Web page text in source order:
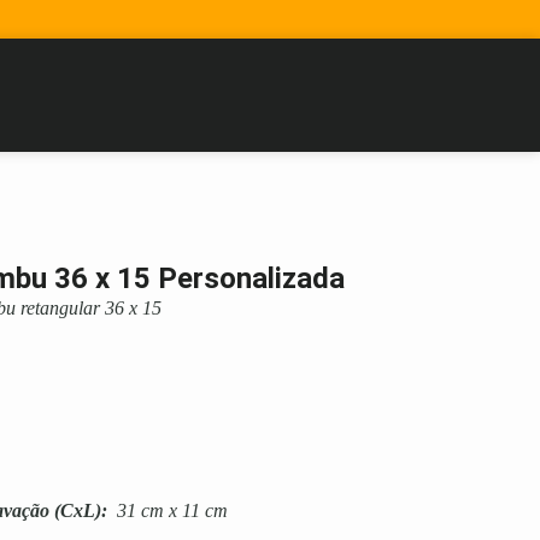
36 x 15 Personalizada
retangular 36 x 15
(CxL): 31 cm x 11 cm